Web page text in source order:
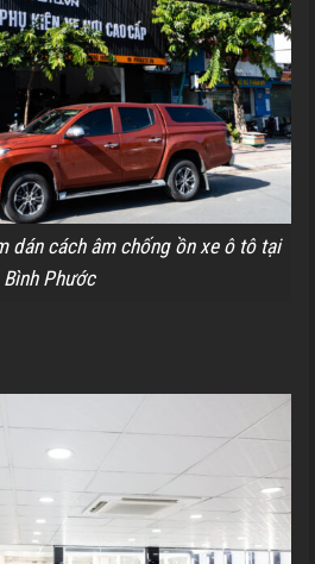
dán cách âm chống ồn xe ô tô tại
Bình Phước